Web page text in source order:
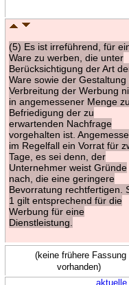
(5) Es ist irreführend, für
Ware zu werben, die unter
Berücksichtigung der Art
Ware sowie der Gestaltung
Verbreitung der Werbung
in angemessener Menge
Befriedigung der zu
erwartenden Nachfrage
vorgehalten ist.
im Regelfall ein Vorrat für
Tage, es sei denn, der
Unternehmer weist Gründe
nach, die eine geringere
Bevorratung rechtfertigen.
1 gilt entsprechend für die
Werbung für eine
Dienstleistung.
(keine frühere Fassung
vorhanden)